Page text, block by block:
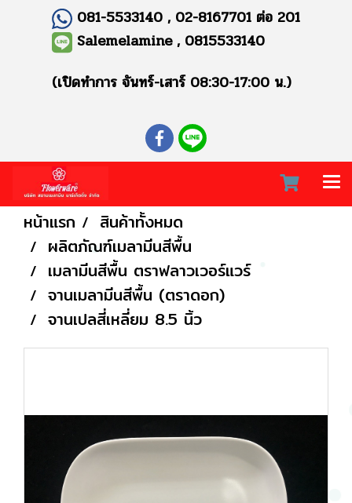
081-5533140 , 02-8167701 ต่อ 201
Salemelamine , 0815533140
(เปิดทำการ จันทร์-เสาร์ 08:30-17:00 น.)
หน้าแรก
สินค้าทั้งหมด
ผลิตภัณฑ์เมลามีนสีพื้น
เมลามีนสีพื้น ตราฟลาวเวอร์แวร์
จานเมลามีนสีพื้น (ตราดอก)
จานเปลสี่เหลี่ยม 8.5 นิ้ว